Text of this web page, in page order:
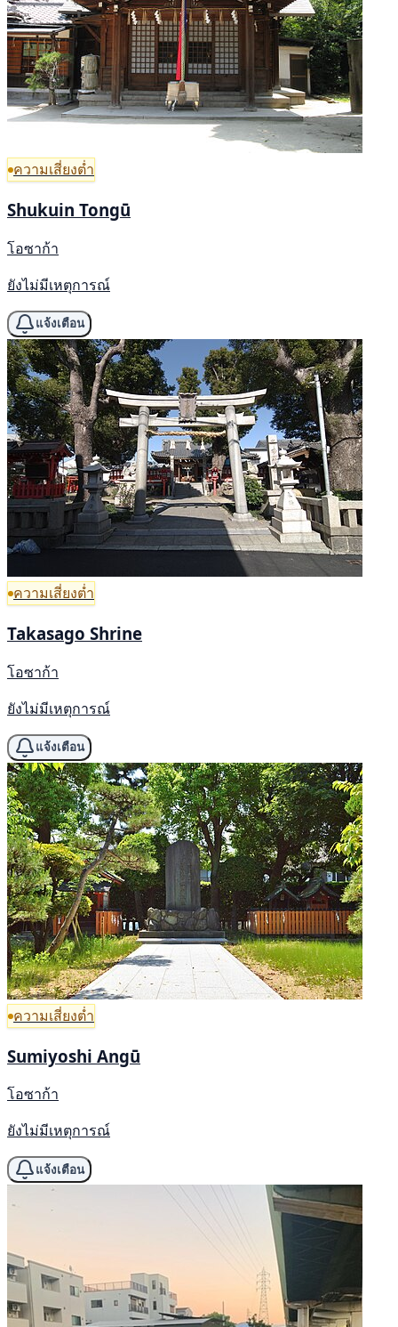
ความเสี่ยงต่ำ
Shukuin Tongū
โอซาก้า
ยังไม่มีเหตุการณ์
แจ้งเตือน
ความเสี่ยงต่ำ
Takasago Shrine
โอซาก้า
ยังไม่มีเหตุการณ์
แจ้งเตือน
ความเสี่ยงต่ำ
Sumiyoshi Angū
โอซาก้า
ยังไม่มีเหตุการณ์
แจ้งเตือน